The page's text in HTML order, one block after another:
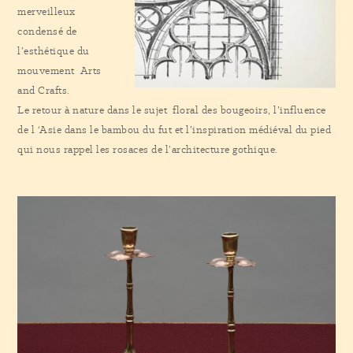
merveilleux
condensé de
l’esthétique du
mouvement Arts
and Crafts.
Le retour à nature dans le sujet floral des bougeoirs, l’influence
de l ‘Asie dans le bambou du fut et l’inspiration médiéval du pied
qui nous rappel les rosaces de l’architecture gothique.